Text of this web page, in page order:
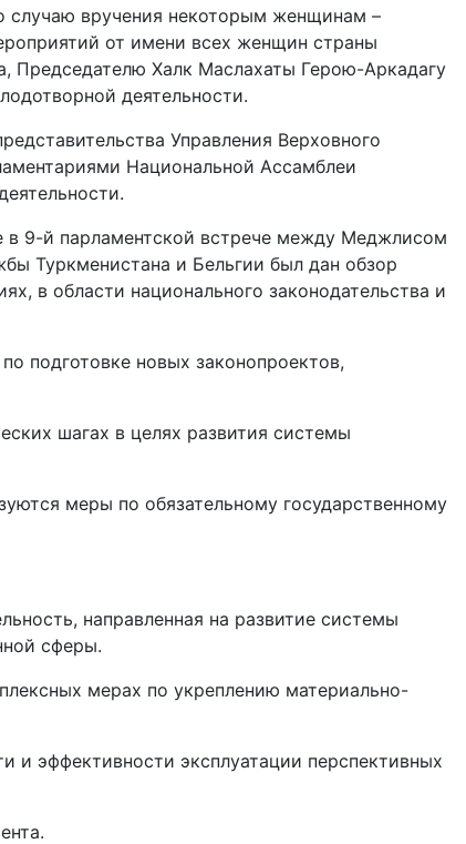
случаю вручения некоторым женщинам –
от имени всех женщин страны
Председателю Халк Маслахаты Герою-Аркадагу
деятельности.
Управления Верховного
Национальной Ассамблеи
в 9-й парламентской встрече между Меджлисом
Туркменистана и Бельгии был дан обзор
в области национального законодательства и
подготовке новых законопроектов,
шагах в целях развития системы
меры по обязательному государственному
направленная на развитие системы
сферы.
мерах по укреп­лению материально-
и эффективности эксплуатации перспективных